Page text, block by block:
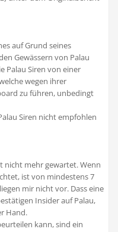
auf Grund seines
Gewässern von Palau
Palau Siren von einer
wegen ihrer
zu führen, unbedingt
Siren nicht empfohlen
nicht mehr gewartet. Wenn
ist von mindestens 7
mir nicht vor. Dass eine
Insider auf Palau,
Hand.
kann, sind ein